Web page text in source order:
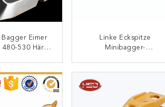
Bagger Eimer
480-530 Härte
Linke Eckspitze
Minibagger-
KONTAKT